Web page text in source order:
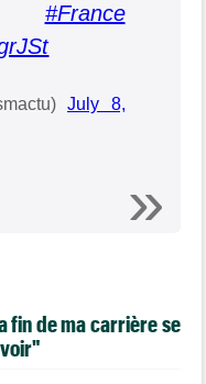
#France
July 8,
fin de ma carrière se